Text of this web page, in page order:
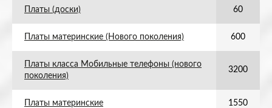
Платы (доски) 60
Платы материнские (Нового поколения) 600
Платы класса Мобильные телефоны (нового
поколения)
3200
Платы материнские 1550